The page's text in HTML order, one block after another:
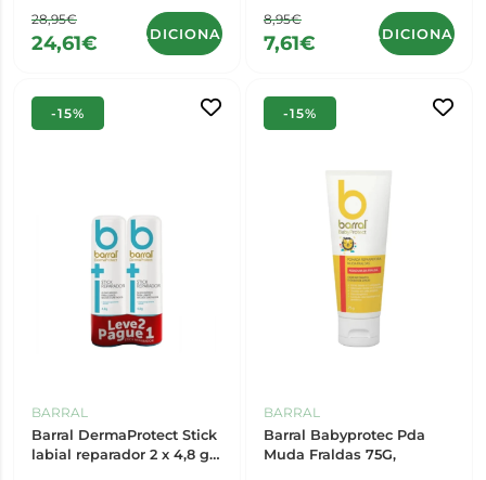
28,95€
24,61€ ADICIONAR
8,95€
7,61€ ADICIONAR
-15%
BARRAL
Barral DermaProtect Stick
labial reparador 2 x 4,8 g
-15%
BARRAL
Barral Babyprotec Pda
Muda Fraldas 75G,